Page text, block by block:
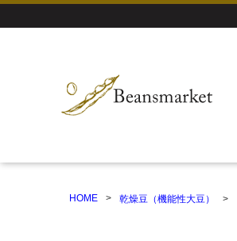
HOME 乾燥豆（機能性大豆）